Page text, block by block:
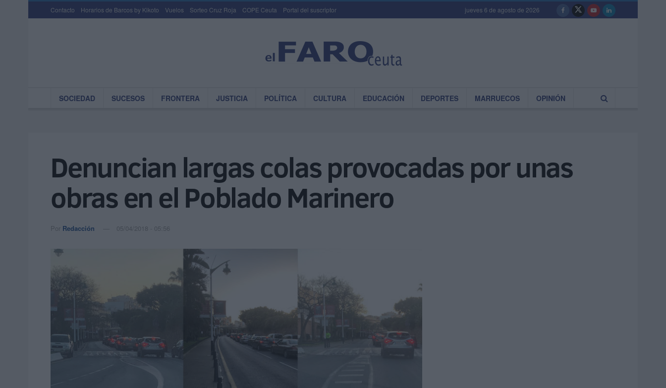
Contacto Horarios de Barcos by Kikoto Vuelos Sorteo Cruz Roja COPE Ceuta Portal del suscriptor jueves 6 de agosto de 2026
SOCIEDAD SUCESOS FRONTERA JUSTICIA POLÍTICA CULTURA EDUCACIÓN DEPORTES MARRUECOS OPINIÓN
Denuncian largas colas provocadas por unas
obras en el Poblado Marinero
Por Redacción 05/04/2018 - 05:56